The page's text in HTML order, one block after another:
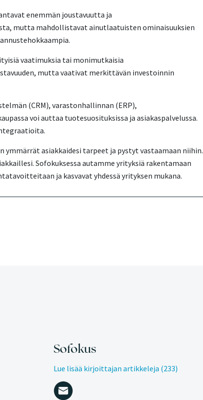
enemmän joustavuutta ja
mutta mahdollistavat ainutlaatuisten ominaisuuksien
vaatimuksia tai monimutkaisia
mutta vaativat merkittävän investoinnin
(CRM), varastonhallinnan (ERP),
voi auttaa tuotesuosituksissa ja asiakaspalvelussa.
ymmärrät asiakkaidesi tarpeet ja pystyt vastaamaan niihin.
Sofokuksessa autamme yrityksiä rakentamaan
ja kasvavat yhdessä yrityksen mukana.
Sofokus
Lue lisää kirjoittajan artikkeleja (233)